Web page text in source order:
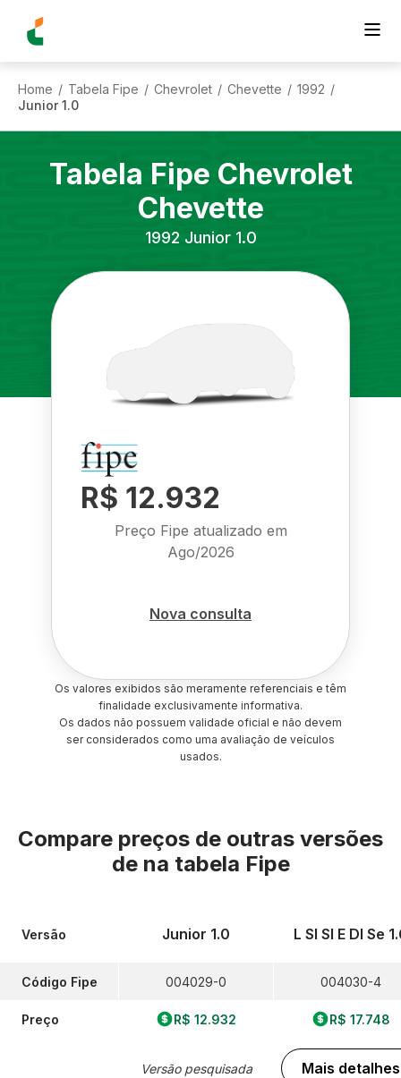
Home / Tabela Fipe / Chevrolet / Chevette / 1992 /
Junior 1.0
Tabela Fipe Chevrolet
Chevette
1992 Junior 1.0
R$ 12.932
Preço Fipe atualizado em
Ago/2026
Nova consulta
Os valores exibidos são meramente referenciais e têm
finalidade exclusivamente informativa.
Os dados não possuem validade oficial e não devem
ser considerados como uma avaliação de veículos
usados.
Compare preços de outras versões
de na tabela Fipe
Versão
Código Fipe
Preço
Junior 1.0
004029-0
R$ 12.932
Versão pesquisada
L Sl Sl E Dl Se
004030-4
R$ 17.748
Mais detalhes